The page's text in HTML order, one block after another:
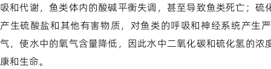
吸和代谢，鱼类体内的酸碱平衡失调，甚至导致鱼类死亡；
产生硫酸盐和其他有害物质，对鱼类的呼吸和神经系统产生
气，使水中的氧气含量降低，因此水中二氧化碳和硫化氢的
康和生命。